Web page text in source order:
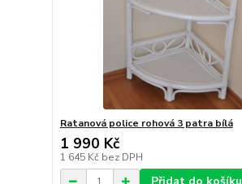
Ratanová police rohová 3 patra bílá
1 990 Kč
1 645 Kč bez DPH